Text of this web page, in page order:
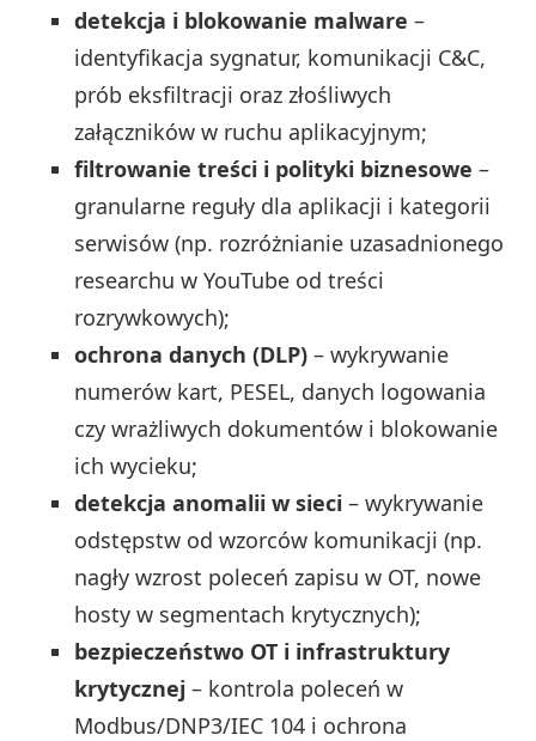
detekcja i blokowanie malware –
identyfikacja sygnatur, komunikacji C&C,
prób eksfiltracji oraz złośliwych
załączników w ruchu aplikacyjnym;
filtrowanie treści i polityki biznesowe –
granularne reguły dla aplikacji i kategorii
serwisów (np. rozróżnianie uzasadnionego
researchu w YouTube od treści
rozrywkowych);
ochrona danych (DLP) – wykrywanie
numerów kart, PESEL, danych logowania
czy wrażliwych dokumentów i blokowanie
ich wycieku;
detekcja anomalii w sieci – wykrywanie
odstępstw od wzorców komunikacji (np.
nagły wzrost poleceń zapisu w OT, nowe
hosty w segmentach krytycznych);
bezpieczeństwo OT i infrastruktury
krytycznej – kontrola poleceń w
Modbus/DNP3/IEC 104 i ochrona